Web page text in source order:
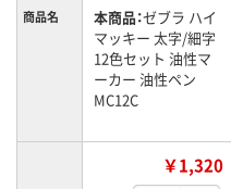
商品名 本商品：ゼブラ ハイ
マッキー 太字/細字
12色セット 油性マ
ーカー 油性ペン
MC12C
￥1,320